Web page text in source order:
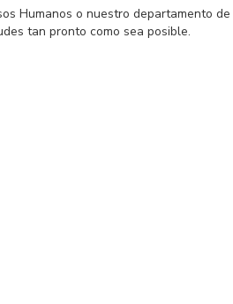
Humanos o nuestro departamento
tan pronto como sea posible.